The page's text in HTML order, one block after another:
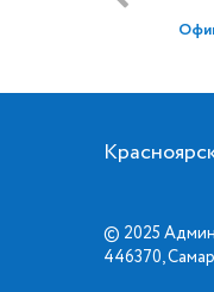
© 2025
446370,